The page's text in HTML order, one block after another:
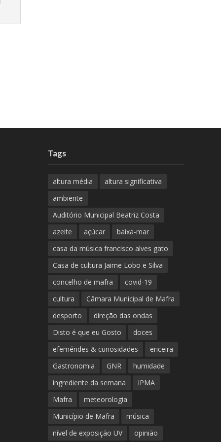
Tags
altura média
altura significativa
ambiente
Auditório Municipal Beatriz Costa
azeite
açúcar
baixa-mar
casa da música francisco alves gato
Casa de cultura Jaime Lobo e Silva
concelho de mafra
covid-19
cultura
Câmara Municipal de Mafra
desporto
direção das ondas
Disto é que eu Gosto
doces
efemérides & curiosidades
ericeira
Gastronomia
GNR
humidade
ingrediente da semana
IPMA
Mafra
meteorologia
Município de Mafra
música
nível de exposição UV
opinião